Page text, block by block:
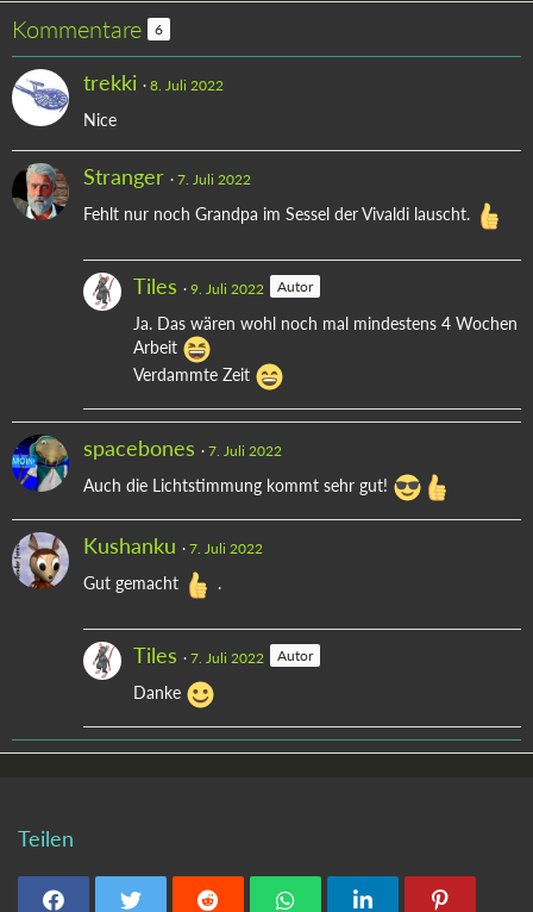
Kommentare 6
trekki 8. Juli 2022
Nice
Stranger 7. Juli 2022
Fehlt nur noch Grandpa im Sessel der Vivaldi lauscht.
Tiles 9. Juli 2022 Autor
Ja. Das wären wohl noch mal mindestens 4 Wochen
Arbeit
Verdammte Zeit
spacebones 7. Juli 2022
Auch die Lichtstimmung kommt sehr gut!
Kushanku 7. Juli 2022
Gut gemacht .
Tiles 7. Juli 2022 Autor
Danke
Teilen